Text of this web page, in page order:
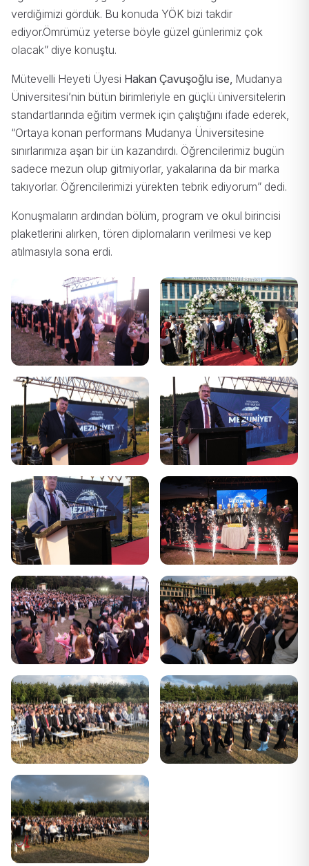
verdiğimizi gördük. Bu konuda YÖK bizi takdir
ediyor.Ömrümüz yeterse böyle güzel günlerimiz çok
olacak” diye konuştu.
Mütevelli Heyeti Üyesi Hakan Çavuşoğlu ise, Mudanya
Üniversitesi’nin bütün birimleriyle en güçlü üniversitelerin
standartlarında eğitim vermek için çalıştığını ifade ederek,
“Ortaya konan performans Mudanya Üniversitesine
sınırlarımıza aşan bir ün kazandırdı. Öğrencilerimiz bugün
sadece mezun olup gitmiyorlar, yakalarına da bir marka
takıyorlar. Öğrencilerimizi yürekten tebrik ediyorum” dedi.
Konuşmaların ardından bölüm, program ve okul birincisi
plaketlerini alırken, tören diplomaların verilmesi ve kep
atılmasıyla sona erdi.